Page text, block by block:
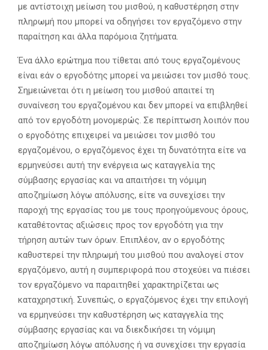
με αντίστοιχη μείωση του μισθού, η καθυστέρηση στην
πληρωμή που μπορεί να οδηγήσει τον εργαζόμενο στην
παραίτηση και άλλα παρόμοια ζητήματα.
Ένα άλλο ερώτημα που τίθεται από τους εργαζομένους
είναι εάν ο εργοδότης μπορεί να μειώσει τον μισθό τους.
Σημειώνεται ότι η μείωση του μισθού απαιτεί τη
συναίνεση του εργαζομένου και δεν μπορεί να επιβληθεί
από τον εργοδότη μονομερώς. Σε περίπτωση λοιπόν που
ο εργοδότης επιχειρεί να μειώσει τον μισθό του
εργαζομένου, ο εργαζόμενος έχει τη δυνατότητα είτε να
ερμηνεύσει αυτή την ενέργεια ως καταγγελία της
σύμβασης εργασίας και να απαιτήσει τη νόμιμη
αποζημίωση λόγω απόλυσης, είτε να συνεχίσει την
παροχή της εργασίας του με τους προηγούμενους όρους,
καταθέτοντας αξιώσεις προς τον εργοδότη για την
τήρηση αυτών των όρων. Επιπλέον, αν ο εργοδότης
καθυστερεί την πληρωμή του μισθού που αναλογεί στον
εργαζόμενο, αυτή η συμπεριφορά που στοχεύει να πιέσει
τον εργαζόμενο να παραιτηθεί χαρακτηρίζεται ως
καταχρηστική. Συνεπώς, ο εργαζόμενος έχει την επιλογή
να ερμηνεύσει την καθυστέρηση ως καταγγελία της
σύμβασης εργασίας και να διεκδικήσει τη νόμιμη
αποζημίωση λόγω απόλυσης ή να συνεχίσει την εργασία